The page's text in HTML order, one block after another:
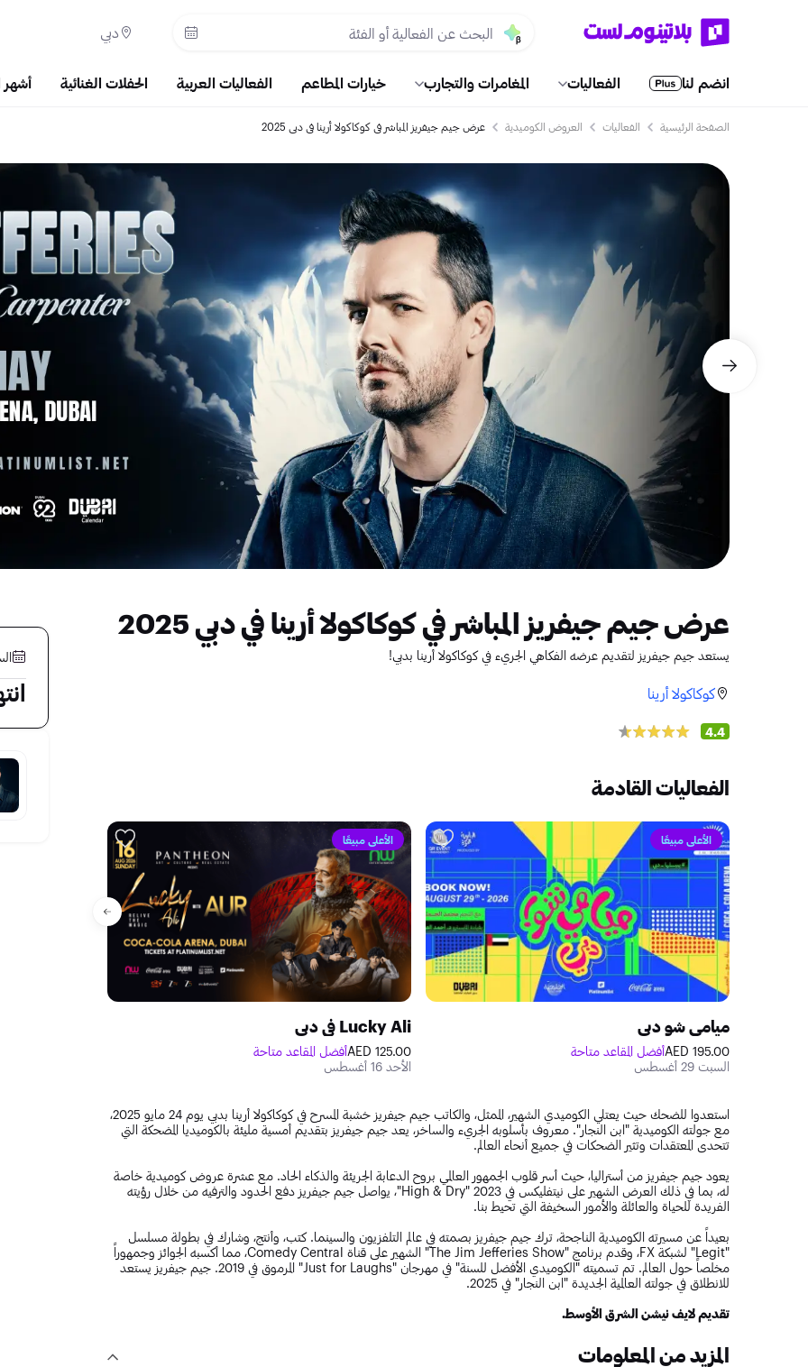
دبي
انضم لنا الفعاليات المغامرات والتجارب خيارات المطاعم الفعاليات العربية الحفلات الغنائية أشهر
الصفحة الرئيسية الفعاليات العروض الكوميدية عرض جيم جيفريز المباشر في كوكاكولا أرينا في دبي 2025
عرض جيم جيفريز المباشر في كوكاكولا أرينا في دبي 2025
يستعد جيم جيفريز لتقديم عرضه الفكاهي الجريء في كوكاكولا أرينا بدبي!
كوكاكولا أرينا
4.4
الفعاليات القادمة
الأعلى مبيعًا
ميامي شو دبي
195.00 AED
أفضل المقاعد متاحة
السبت 29 أغسطس
الأعلى مبيعًا
Lucky Ali في دبي
125.00 AED
أفضل المقاعد متاحة
الأحد 16 أغسطس
استعدوا للضحك حيث يعتلي الكوميدي الشهير، الممثل، والكاتب جيم جيفريز خشبة المسرح في كوكاكولا أرينا بدبي يوم 24 مايو 2025،
مع جولته الكوميدية "ابن النجار". معروف بأسلوبه الجريء والساخر، يعد جيم جيفريز بتقديم أمسية مليئة بالكوميديا المضحكة التي
تتحدى المعتقدات وتثير الضحكات في جميع أنحاء العالم.
يعود جيم جيفريز من أستراليا، حيث أسر قلوب الجمهور العالمي بروح الدعابة الجريئة والذكاء الحاد. مع عشرة عروض كوميدية خاصة
له، بما في ذلك العرض الشهير على نيتفليكس في 2023 "High & Dry"، يواصل جيم جيفريز دفع الحدود والترفيه من خلال رؤيته
الفريدة للحياة والعائلة والأمور السخيفة التي تحيط بنا.
بعيداً عن مسيرته الكوميدية الناجحة، ترك جيم جيفريز بصمته في عالم التلفزيون والسينما. كتب، وأنتج، وشارك في بطولة مسلسل
"Legit" لشبكة FX، وقدم برنامج "The Jim Jefferies Show" الشهير على قناة Comedy Central، مما أكسبه الجوائز وجمهوراً
مخلصاً حول العالم. تم تسميته "الكوميدي الأفضل للسنة" في مهرجان "Just for Laughs" المرموق في 2019. جيم جيفريز يستعد
للانطلاق في جولته العالمية الجديدة "ابن النجار" في 2025.
تقديم لايف نيشن الشرق الأوسط.
المزيد من المعلومات